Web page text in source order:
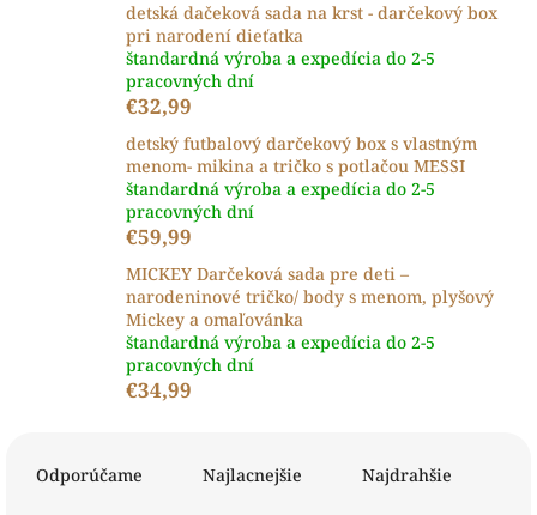
detská dačeková sada na krst - darčekový box
pri narodení dieťatka
štandardná výroba a expedícia do 2-5
pracovných dní
€32,99
detský futbalový darčekový box s vlastným
menom- mikina a tričko s potlačou MESSI
štandardná výroba a expedícia do 2-5
pracovných dní
€59,99
MICKEY Darčeková sada pre deti –
narodeninové tričko/ body s menom, plyšový
Mickey a omaľovánka
štandardná výroba a expedícia do 2-5
pracovných dní
€34,99
Odporúčame Najlacnejšie Najdrahšie